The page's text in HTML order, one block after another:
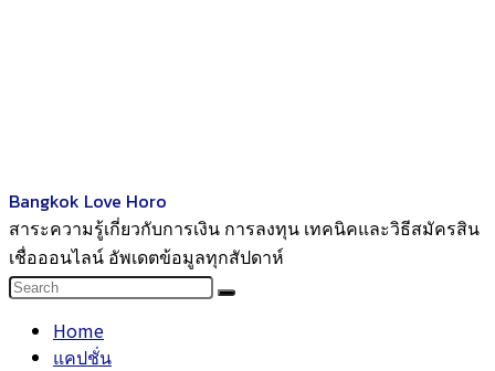
Bangkok Love Horo
สาระความรู้เกี่ยวกับการเงิน การลงทุน เทคนิคและวิธีสมัครสิน
เชื่อออนไลน์ อัพเดตข้อมูลทุกสัปดาห์
Home
แคปชั่น